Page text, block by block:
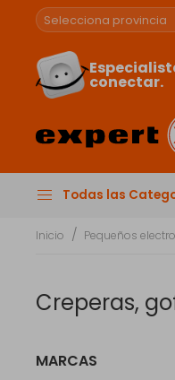
conectar.
Todas las
Inicio Pequeños
Creperas,
MARCAS